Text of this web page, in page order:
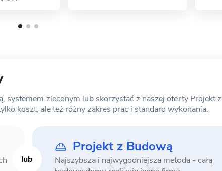
systemem zleconym lub skorzystać z naszej oferty Projekt z
koszt, ale też różny zakres prac i standard wykonania.
Projekt z Budową
Najszybsza i najwygodniejsza metoda -całą